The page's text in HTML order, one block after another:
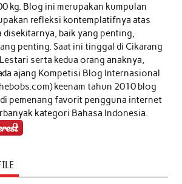
kg. Blog ini merupakan kumpulan
refleksi kontemplatifnya atas
disekitarnya, baik yang penting,
penting. Saat ini tinggal di Cikarang
serta kedua orang anaknya,
ajang Kompetisi Blog Internasional
keenam tahun 2010 blog
pemenang favorit pengguna internet
kategori Bahasa Indonesia.